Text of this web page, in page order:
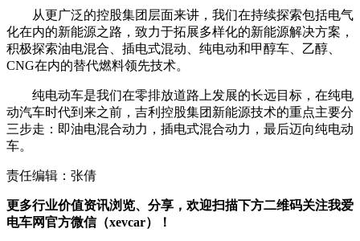
从更广泛的控股集团层面来讲，我们在持续探索包括电气
化在内的新能源之路，致力于拓展多样化的新能源解决方案，
积极探索油电混合、插电式混动、纯电动和甲醇车、乙醇、
CNG在内的替代燃料领先技术。
纯电动车是我们在零排放道路上发展的长远目标，在纯电
动汽车时代到来之前，吉利控股集团新能源技术的重点主要分
三步走：即油电混合动力，插电式混合动力，最后迈向纯电动
车。
责任编辑：张倩
更多行业价值资讯浏览、分享，欢迎扫描下方二维码关注我爱
电车网官方微信（xevcar）！